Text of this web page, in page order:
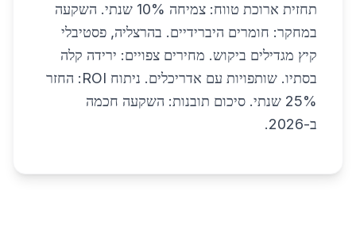
תחזית ארוכת טווח: צמיחה 10% שנתי. השקעה
במחקר: חומרים היברידיים. בהרצליה, פסטיבלי
קיץ מגדילים ביקוש. מחירים צפויים: ירידה קלה
בסתיו. שותפויות עם אדריכלים. ניתוח ROI: החזר
25% שנתי. סיכום תובנות: השקעה חכמה
ב-2026.